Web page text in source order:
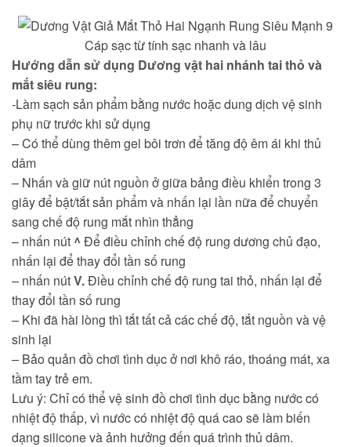
Cáp sạc từ tính sạc nhanh và lâu
Hướng dẫn sử dụng Dương vật hai nhánh tai thỏ và
mắt siêu rung:
-Làm sạch sản phẩm bằng nước hoặc dung dịch vệ sinh
phụ nữ trước khi sử dụng
– Có thể dùng thêm gel bôi trơn để tăng độ êm ái khi thủ
dâm
– Nhấn và giữ nút nguồn ở giữa bảng điều khiển trong 3
giây để bật/tắt sản phẩm và nhấn lại lần nữa để chuyển
sang chế độ rung mắt nhìn thẳng
– nhấn nút ^Để điều chỉnh chế độ rung dương chủ đạo,
nhấn lại để thay đổi tần số rung
– nhấn nútV.Điều chỉnh chế độ rung tai thỏ, nhấn lại để
thay đổi tần số rung
– Khi đã hài lòng thì tắt tất cả các chế độ, tắt nguồn và vệ
sinh lại
– Bảo quản đồ chơi tình dục ở nơi khô ráo, thoáng mát, xa
tầm tay trẻ em.
Lưu ý: Chỉ có thể vệ sinh đồ chơi tình dục bằng nước có
nhiệt độ thấp, vì nước có nhiệt độ quá cao sẽ làm biến
dạng silicone và ảnh hưởng đến quá trình thủ dâm.